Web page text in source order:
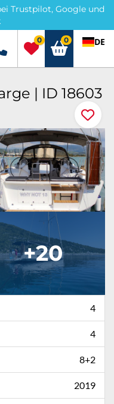
Trustpilot, Google und
+49 5741 3222690
0 0 DE
| ID 18603
+20
4
4
8+2
2019